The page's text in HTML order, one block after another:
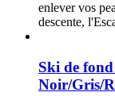
enlever vos
descente,
Ski de
Noir/Gris/